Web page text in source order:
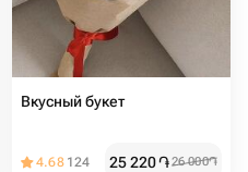
Вкусный букет
4.68 124 25 220֏26 000֏